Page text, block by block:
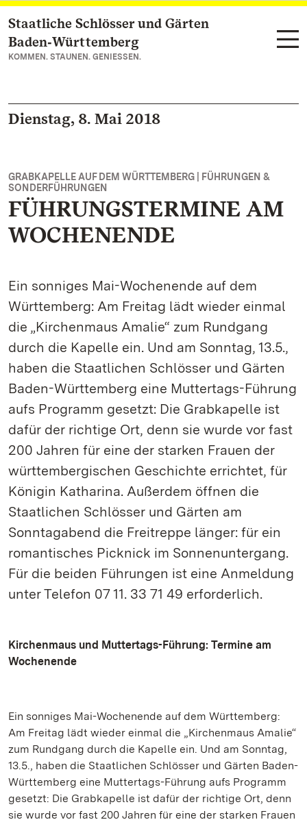
Zum Hauptinhalt springen
Staatliche Schlösser und Gärten
Baden‑Württemberg
KOMMEN. STAUNEN. GENIESSEN.
Dienstag, 8. Mai 2018
GRABKAPELLE AUF DEM WÜRTTEMBERG | FÜHRUNGEN &
SONDERFÜHRUNGEN
FÜHRUNGSTERMINE AM
WOCHENENDE
Ein sonniges Mai-Wochenende auf dem
Württemberg: Am Freitag lädt wieder einmal
die „Kirchenmaus Amalie“ zum Rundgang
durch die Kapelle ein. Und am Sonntag, 13.5.,
haben die Staatlichen Schlösser und Gärten
Baden-Württemberg eine Muttertags-Führung
aufs Programm gesetzt: Die Grabkapelle ist
dafür der richtige Ort, denn sie wurde vor fast
200 Jahren für eine der starken Frauen der
württembergischen Geschichte errichtet, für
Königin Katharina. Außerdem öffnen die
Staatlichen Schlösser und Gärten am
Sonntagabend die Freitreppe länger: für ein
romantisches Picknick im Sonnenuntergang.
Für die beiden Führungen ist eine Anmeldung
unter Telefon 07 11. 33 71 49 erforderlich.
Kirchenmaus und Muttertags-Führung: Termine am
Wochenende
Ein sonniges Mai-Wochenende auf dem Württemberg:
Am Freitag lädt wieder einmal die „Kirchenmaus Amalie“
zum Rundgang durch die Kapelle ein. Und am Sonntag,
13.5., haben die Staatlichen Schlösser und Gärten Baden-
Württemberg eine Muttertags-Führung aufs Programm
gesetzt: Die Grabkapelle ist dafür der richtige Ort, denn
sie wurde vor fast 200 Jahren für eine der starken Frauen